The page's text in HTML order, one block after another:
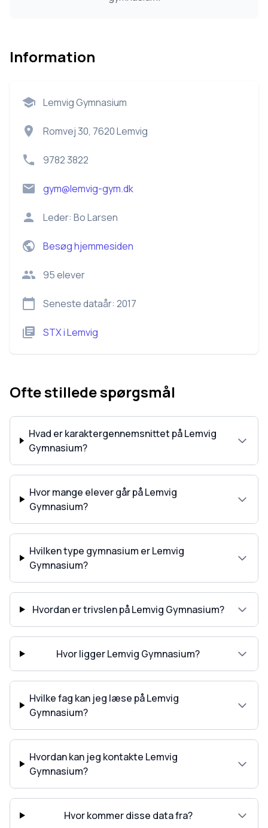
Information
Lemvig Gymnasium
Romvej 30, 7620 Lemvig
9782 3822
gym@lemvig-gym.dk
Leder: Bo Larsen
Besøg hjemmesiden
95elever
Seneste dataår: 2017
STXiLemvig
Ofte stillede spørgsmål
Hvad er karaktergennemsnittet på Lemvig
Gymnasium?
Hvor mange elever går på Lemvig
Gymnasium?
Hvilken type gymnasium er Lemvig
Gymnasium?
Hvordan er trivslen på Lemvig Gymnasium?
Hvor ligger Lemvig Gymnasium?
Hvilke fag kan jeg læse på Lemvig
Gymnasium?
Hvordan kan jeg kontakte Lemvig
Gymnasium?
Hvor kommer disse data fra?